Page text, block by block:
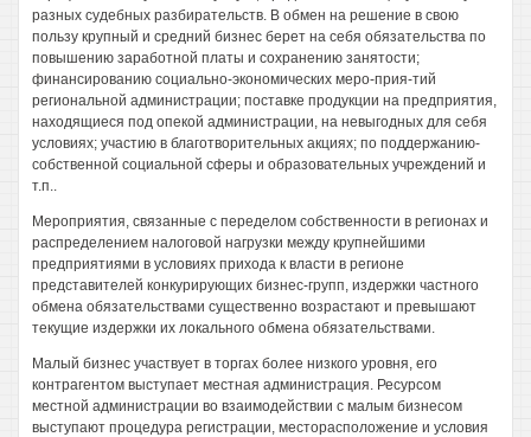
разных судебных разбирательств. В обмен на решение в свою
пользу крупный и средний бизнес берет на себя обязательства по
повышению заработной платы и сохранению занятости;
финансированию социально-экономических меро-прия-тий
региональной администрации; поставке продукции на предприятия,
находящиеся под опекой администрации, на невыгодных для себя
условиях; участию в благотворительных акциях; по поддержанию-
собственной социальной сферы и образовательных учреждений и
т.п..
Мероприятия, связанные с переделом собственности в регионах и
распределением налоговой нагрузки между крупнейшими
предприятиями в условиях прихода к власти в регионе
представителей конкурирующих бизнес-групп, издержки частного
обмена обязательствами существенно возрастают и превышают
текущие издержки их локального обмена обязательствами.
Малый бизнес участвует в торгах более низкого уровня, его
контрагентом выступает местная администрация. Ресурсом
местной администрации во взаимодействии с малым бизнесом
выступают процедура регистрации, месторасположение и условия